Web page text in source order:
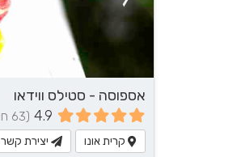
אספוסה - סטילס ווידאו
4.9 (63 חוות דעת)
קרית אונו יצירת קשר